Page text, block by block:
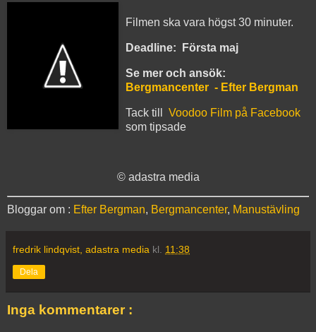
Filmen ska vara högst 30 minuter.
Deadline: Första maj
Se mer och ansök:
Bergmancenter - Efter Bergman
Tack till Voodoo Film på Facebook
som tipsade
© adastra media
Bloggar om : Efter Bergman, Bergmancenter, Manustävling
fredrik lindqvist, adastra media kl. 11:38
Dela
Inga kommentarer :